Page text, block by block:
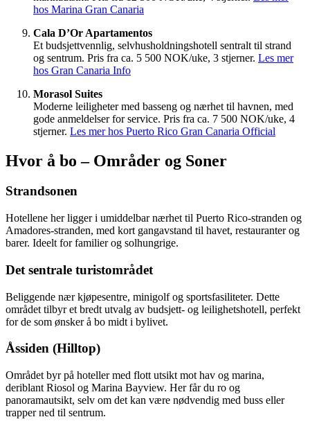
hos Marina Gran Canaria
Cala D’Or Apartamentos
Et budsjettvennlig, selvhusholdningshotell sentralt til strand
og sentrum. Pris fra ca. 5 500 NOK/uke, 3 stjerner. Les mer
hos Gran Canaria Info
Morasol Suites
Moderne leiligheter med basseng og nærhet til havnen, med
gode anmeldelser for service. Pris fra ca. 7 500 NOK/uke, 4
stjerner. Les mer hos Puerto Rico Gran Canaria Official
Hvor å bo – Områder og Soner
Strandsonen
Hotellene her ligger i umiddelbar nærhet til Puerto Rico-stranden og
Amadores-stranden, med kort gangavstand til havet, restauranter og
barer. Ideelt for familier og solhungrige.
Det sentrale turistområdet
Beliggende nær kjøpesentre, minigolf og sportsfasiliteter. Dette
området tilbyr et bredt utvalg av budsjett- og leilighetshotell, perfekt
for de som ønsker å bo midt i bylivet.
Åssiden (Hilltop)
Området byr på hoteller med flott utsikt mot hav og marina,
deriblant Riosol og Marina Bayview. Her får du ro og
panoramautsikt, selv om det kan være nødvendig med buss eller
trapper ned til sentrum.